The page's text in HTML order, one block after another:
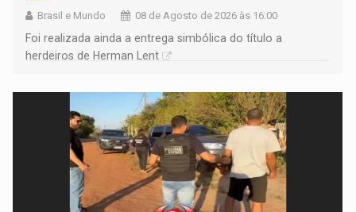
Brasil e Mundo 08 de Agosto de 2026 às 16:00
Foi realizada ainda a entrega simbólica do título a
herdeiros de Herman Lent